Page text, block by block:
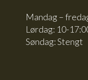
Mandag –
Lørdag: 10-
Søndag: Stengt